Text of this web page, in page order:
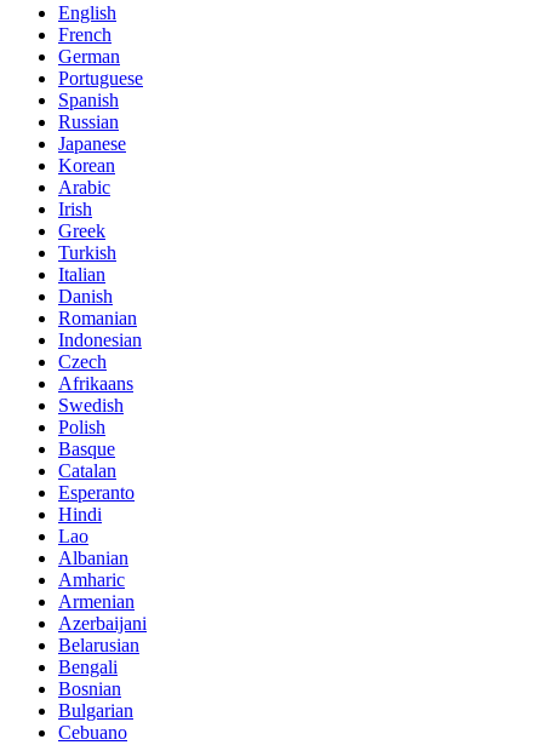
English
French
German
Portuguese
Spanish
Russian
Japanese
Korean
Arabic
Irish
Greek
Turkish
Italian
Danish
Romanian
Indonesian
Czech
Afrikaans
Swedish
Polish
Basque
Catalan
Esperanto
Hindi
Lao
Albanian
Amharic
Armenian
Azerbaijani
Belarusian
Bengali
Bosnian
Bulgarian
Cebuano